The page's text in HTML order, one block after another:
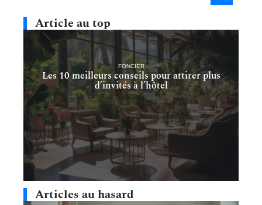
Article au top
FONCIER
Les 10 meilleurs conseils pour attirer plus
d’invités à l’hôtel
Articles au hasard